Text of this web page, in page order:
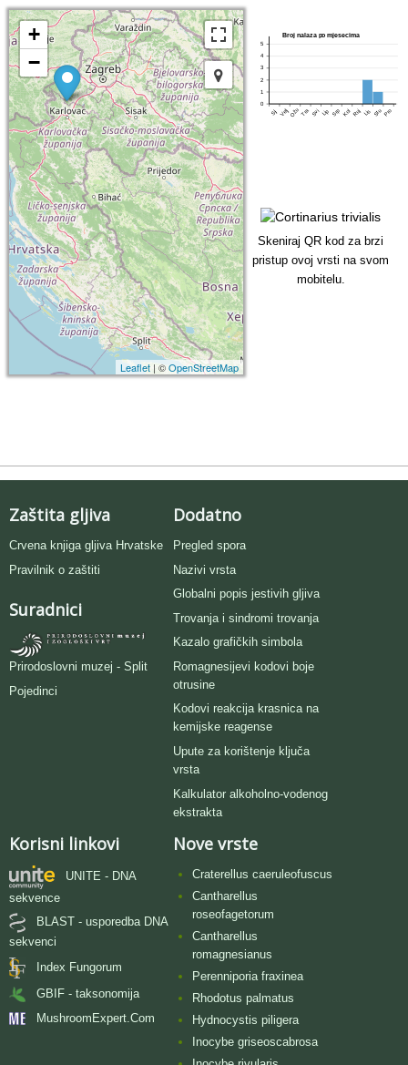
+
−
Leaflet| ©OpenStreetMap
Broj nalaza po mjesecima
0
1
2
3
4
5
Sij VeljOžuTra Svi Lip Srp Kol Ruj Lis StuPro
Skeniraj QR kod za brzi
pristup ovoj vrsti na svom
mobitelu.
Zaštita gljiva
Crvena knjiga gljiva Hrvatske
Pravilnik o zaštiti
Suradnici
Prirodoslovni muzej - Split
Pojedinci
Dodatno
Pregled spora
Nazivi vrsta
Globalni popis jestivih gljiva
Trovanja i sindromi trovanja
Kazalo grafičkih simbola
Romagnesijevi kodovi boje
otrusine
Kodovi reakcija krasnica na
kemijske reagense
Upute za korištenje ključa
vrsta
Kalkulator alkoholno-vodenog
ekstrakta
Korisni linkovi
UNITE - DNA
sekvence
BLAST - usporedba DNA
sekvenci
Index Fungorum
GBIF - taksonomija
MushroomExpert.Com
Nove vrste
Craterellus caeruleofuscus
Cantharellus
roseofagetorum
Cantharellus
romagnesianus
Perenniporia fraxinea
Rhodotus palmatus
Hydnocystis piligera
Inocybe griseoscabrosa